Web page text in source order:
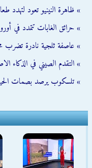
» ظاهرة النينيو تعود لتهدد
» حرائق الغابات تتمدد في
» عاصفة ثلجية نادرة تضرب
» التقدم الصيني في الذكاء
» تلسكوب يرصد بصمات